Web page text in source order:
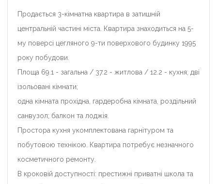
Продається 3-кімнатна квартира в затишній
центральній частині міста. Квартира знаходиться на 5-
му поверсі цегляного 9-ти поверхового будинку 1995
року побудови.
Площа 69.1 - загальна / 37.2 - житлова / 12.2 - кухня; дві
ізольовані кімнати;
одна кімната прохідна, гардеробна кімната, роздільний
санвузол; балкон та лоджія.
Простора кухня укомплектована гарнітуром та
побутовою технікою. Квартира потребує незначного
косметичного ремонту.
В кроковій доступності: престижні приватні школа та